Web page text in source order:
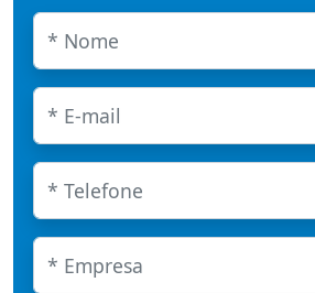
* Nome
E-mail
Telefone
Empresa